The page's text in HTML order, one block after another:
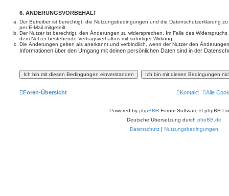
6. ÄNDERUNGSVORBEHALT
Der Betreiber ist berechtigt, die Nutzungsbedingungen und die Datenschutzerklärung
per E-Mail mitgeteilt.
Der Nutzer ist berechtigt, den Änderungen zu widersprechen. Im Falle des
dem Nutzer bestehende Vertragsverhältnis mit sofortiger Wirkung.
Die Änderungen gelten als anerkannt und verbindlich, wenn der Nutzer den
Informationen über den Umgang mit deinen persönlichen Daten sind in der
Foren-Übersicht Alle
Kontakt
Powered by phpBB® Forum Software © phpBB
Deutsche Übersetzung durch phpBB.de
Datenschutz | Nutzungsbedingungen